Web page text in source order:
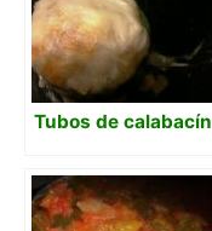
Tubos de calabacín